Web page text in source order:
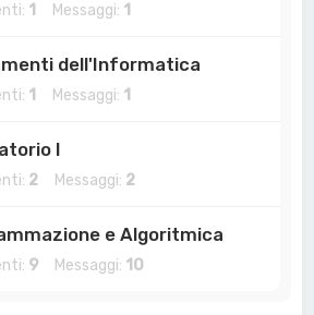
1 Messaggi: 1
dell'Informatica
1 Messaggi: 1
I
2 Messaggi: 2
e Algoritmica
9 Messaggi: 10